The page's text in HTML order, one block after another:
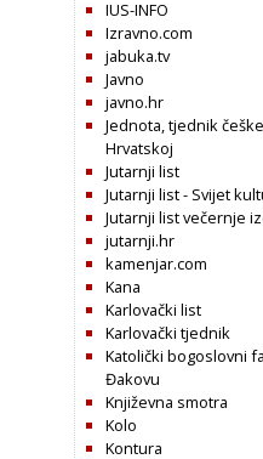
IUS-INFO
Izravno.com
jabuka.tv
Javno
javno.hr
Jednota, tjednik
Hrvatskoj
Jutarnji list
Jutarnji list - Svijet
Jutarnji list večernje
jutarnji.hr
kamenjar.com
Kana
Karlovački list
Karlovački tjednik
Katolički bogoslovni
Đakovu
Književna smotra
Kolo
Kontura